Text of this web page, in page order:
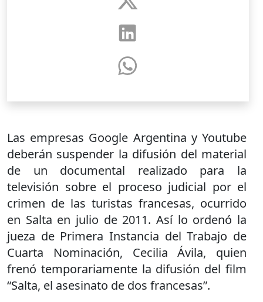
Las empresas Google Argentina y Youtube
deberán suspender la difusión del material
de un documental realizado para la
televisión sobre el proceso judicial por el
crimen de las turistas francesas, ocurrido
en Salta en julio de 2011. Así lo ordenó la
jueza de Primera Instancia del Trabajo de
Cuarta Nominación, Cecilia Ávila, quien
frenó temporariamente la difusión del film
“Salta, el asesinato de dos francesas”.